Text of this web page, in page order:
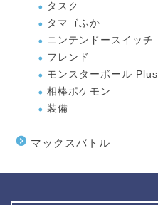
タスク
タマゴふか
ニンテンドースイッチ
フレンド
モンスターボール Plus
相棒ポケモン
装備
マックスバトル